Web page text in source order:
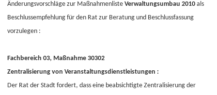
Änderungsvorschläge zur Maßnahmenliste Verwaltungsumbau 2010 als
Beschlussempfehlung für den Rat zur Beratung und Beschlussfassung
vorzulegen :
Fachbereich 03, Maßnahme 30302
Zentralisierung von Veranstaltungsdienstleistungen :
Der Rat der Stadt fordert, dass eine beabsichtigte Zentralisierung der